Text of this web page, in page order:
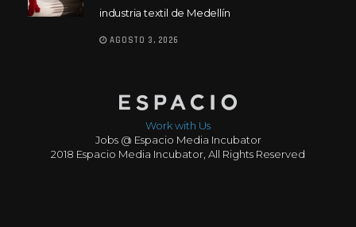
industria textil de Medellín
AGOSTO 3, 2026
Work with Us
Jobs @ Espacio Media Incubator
2018 Espacio Media Incubator, All Rights Reserved